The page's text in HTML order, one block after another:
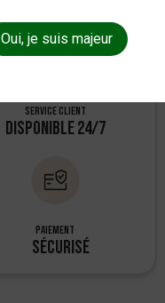
Oui, je suis majeur
Service client
DISPONIBLE 24/7
Paiement
SÉCURISÉ